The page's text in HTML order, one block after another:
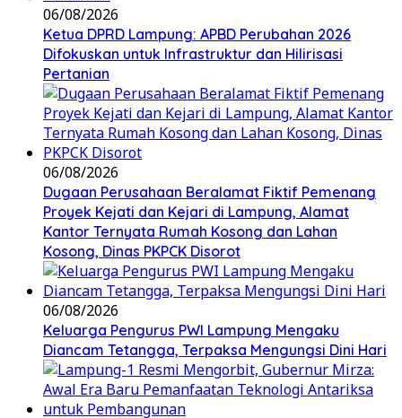
06/08/2026
Ketua DPRD Lampung: APBD Perubahan 2026
Difokuskan untuk Infrastruktur dan Hilirisasi
Pertanian
06/08/2026
Dugaan Perusahaan Beralamat Fiktif Pemenang
Proyek Kejati dan Kejari di Lampung, Alamat
Kantor Ternyata Rumah Kosong dan Lahan
Kosong, Dinas PKPCK Disorot
06/08/2026
Keluarga Pengurus PWI Lampung Mengaku
Diancam Tetangga, Terpaksa Mengungsi Dini Hari